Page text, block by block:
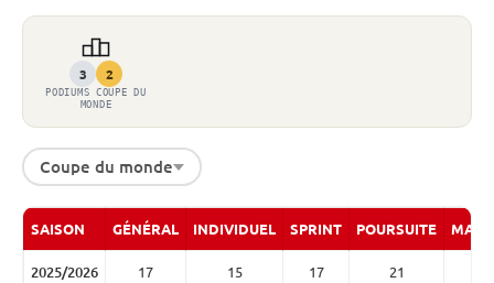
3 2
PODIUMS COUPE DU
MONDE
Coupe du monde
SAISON GÉNÉRAL INDIVIDUEL SPRINT POURSUITE
2025/2026 17 15 17 21